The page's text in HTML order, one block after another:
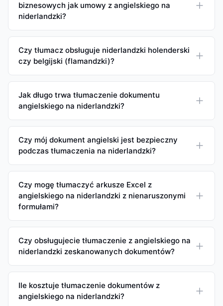
biznesowych jak umowy z angielskiego na
niderlandzki?
Czy tłumacz obsługuje niderlandzki holenderski
czy belgijski (flamandzki)?
Jak długo trwa tłumaczenie dokumentu
angielskiego na niderlandzki?
Czy mój dokument angielski jest bezpieczny
podczas tłumaczenia na niderlandzki?
Czy mogę tłumaczyć arkusze Excel z
angielskiego na niderlandzki z nienaruszonymi
formułami?
Czy obsługujecie tłumaczenie z angielskiego na
niderlandzki zeskanowanych dokumentów?
Ile kosztuje tłumaczenie dokumentów z
angielskiego na niderlandzki?